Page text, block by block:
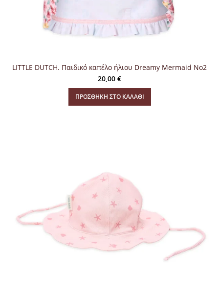
LITTLE DUTCH. Παιδικό καπέλο ήλιου Dreamy Mermaid Νο2
20,00 €
ΠΡΟΣΘΉΚΗ ΣΤΟ ΚΑΛΆΘΙ